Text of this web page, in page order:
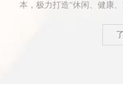
本，极力打造“休闲、健康